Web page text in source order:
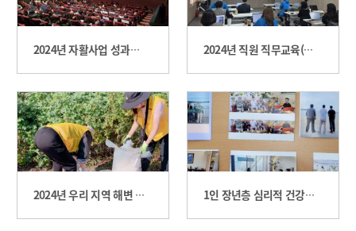
2024년 자활사업 성과보고회 2024년 직원 직무교육(인공지능을 활용한 홍보 마케팅 방법)
2024년 우리 지역 해변 클리닝 활동 참여 1인 장년층 심리적 건강을 위한 걱정DOWN! 행복UP! 프로젝트 '인사이드 아웃'